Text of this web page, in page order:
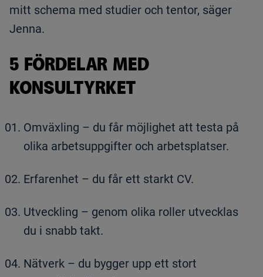
mitt schema med studier och tentor, säger
Jenna.
5 FÖRDELAR MED
KONSULTYRKET
Omväxling – du får möjlighet att testa på
olika arbetsuppgifter och arbetsplatser.
Erfarenhet – du får ett starkt CV.
Utveckling – genom olika roller utvecklas
du i snabb takt.
Nätverk – du bygger upp ett stort